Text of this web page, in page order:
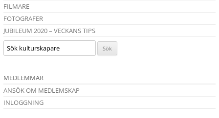
FILMARE
FOTOGRAFER
JUBILEUM 2020 – VECKANS TIPS
MEDLEMMAR
ANSÖK OM MEDLEMSKAP
INLOGGNING